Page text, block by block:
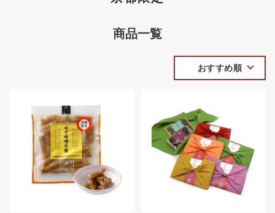
商品一覧
おすすめ順